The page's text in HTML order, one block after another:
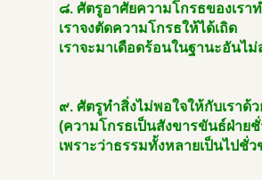
๘. ศัตรูอาศัยความโกรธของเรา
เราจงตัดความโกรธให้ได้เถิด
เราจะมาเดือดร้อนในฐานะอันไ
๙. ศัตรูทำสิ่งไม่พอใจให้กับเราด้
(ความโกรธเป็นสังขารขันธ์ฝ่ายชั่
เพราะว่าธรรมทั้งหลายเป็นไปชั่